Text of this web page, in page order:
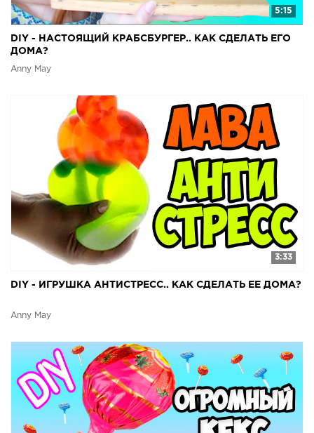
5:15
DIY - НАСТОЯЩИЙ КРАБСБУРГЕР.. КАК СДЕЛАТЬ ЕГО
ДОМА?
Anny May
3:33
DIY - ИГРУШКА АНТИСТРЕСС.. КАК СДЕЛАТЬ ЕЕ ДОМА?
Anny May